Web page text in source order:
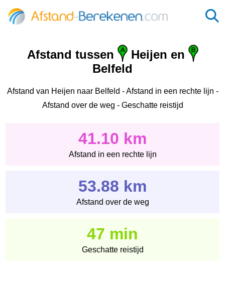
Afstand tussen
Heijen en
Belfeld
Afstand van Heijen naar Belfeld - Afstand in een rechte lijn -
Afstand over de weg - Geschatte reistijd
41.10 km
Afstand in een rechte lijn
53.88 km
Afstand over de weg
47 min
Geschatte reistijd